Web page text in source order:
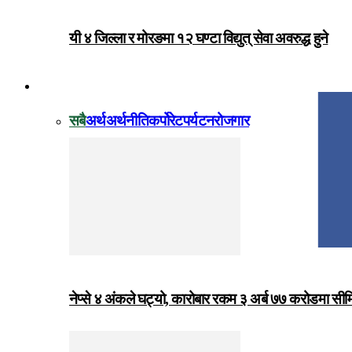
यी ४ जिल्ला र मोरङमा १२ घण्टा विद्युत् सेवा अवरुद्ध हुने
सबैअर्थअर्थनीतिकर्पोरेटपर्यटनरोजगार
नेप्से ४ अंकले घट्यो, कारोबार रकम ३ अर्ब ७७ करोडमा